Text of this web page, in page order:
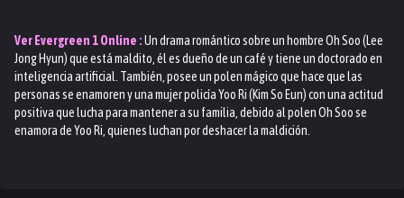
Ver Evergreen 1Online :Un drama romántico sobre un hombre Oh Soo (Lee
Jong Hyun) que está maldito, él es dueño de un café y tiene un doctorado en
inteligencia artificial. También, posee un polen mágico que hace que las
personas se enamoren y una mujer policía Yoo Ri (Kim So Eun) con una actitud
positiva que lucha para mantener a su familia, debido al polen Oh Soo se
enamora de Yoo Ri, quienes luchan por deshacer la maldición.